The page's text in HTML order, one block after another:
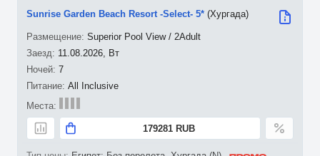
11.08.2026, Вт
7
Sunrise Garden Beach Resort -Select- 5* (Хургада)
Superior Pool View / 2Adult
All Inclusive
179281 RUB